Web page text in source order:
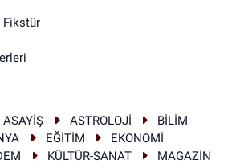
Fikstür
ASAYİŞ ASTROLOJİ
BİLİM
EĞİTİM
EKONOMİ
KÜLTÜR-SANAT
MAGAZİN